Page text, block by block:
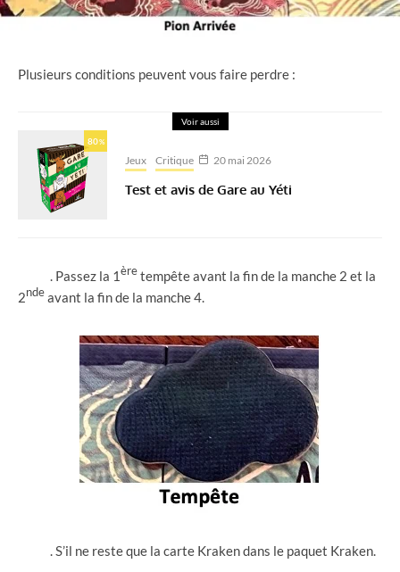
Plusieurs conditions peuvent vous faire perdre :
Voir aussi
80%
Jeux Critique 20 mai 2026
Test et avis de Gare au Yéti
. Passez la 1 ère tempête avant la fin de la manche 2 et la
2nde avant la fin de la manche 4.
. S’il ne reste que la carte Kraken dans le paquet Kraken.